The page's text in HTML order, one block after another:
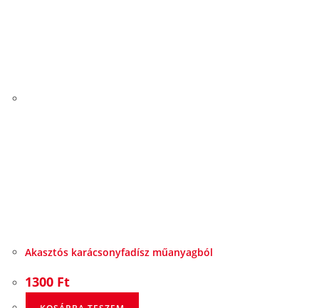
Akasztós karácsonyfadísz műanyagból
1300 Ft